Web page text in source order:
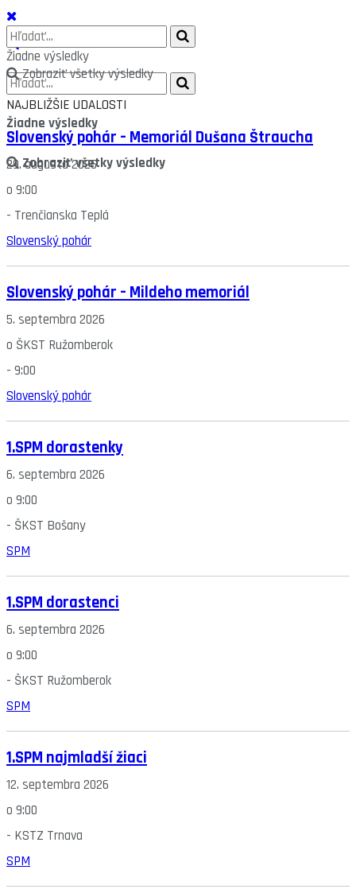
Žiadne výsledky
Zobraziť všetky výsledky
Žiadne výsledky
Zobraziť všetky výsledky
NAJBLIŽŠIE UDALOSTI
Slovenský pohár – Memoriál Dušana Štraucha
29. augusta 2026
o 9:00
- Trenčianska Teplá
Slovenský pohár
Slovenský pohár – Mildeho memoriál
5. septembra 2026
o ŠKST Ružomberok
- 9:00
Slovenský pohár
1.SPM dorastenky
6. septembra 2026
o 9:00
- ŠKST Bošany
SPM
1.SPM dorastenci
6. septembra 2026
o 9:00
- ŠKST Ružomberok
SPM
1.SPM najmladší žiaci
12. septembra 2026
o 9:00
- KSTZ Trnava
SPM